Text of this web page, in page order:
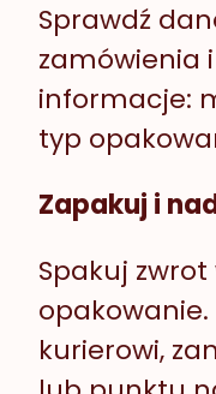
Sprawdź
zamówienia
informacje:
typ
Zapakuj i
Spakuj
opakowanie.
kurierowi,